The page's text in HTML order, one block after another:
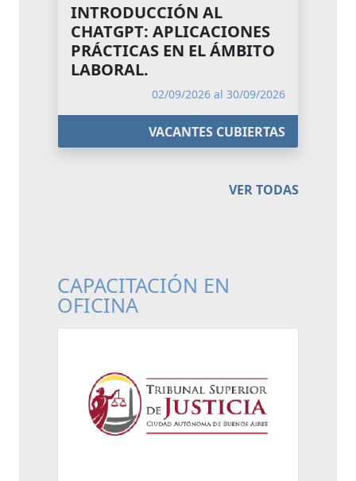
INTRODUCCIÓN AL
CHATGPT: APLICACIONES
PRÁCTICAS EN EL ÁMBITO
LABORAL.
02/09/2026 al 30/09/2026
VACANTES CUBIERTAS
VER TODAS
CAPACITACIÓN EN
OFICINA